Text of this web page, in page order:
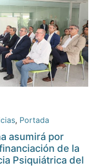
, Portada
asumirá por
de la
Psiquiátrica del